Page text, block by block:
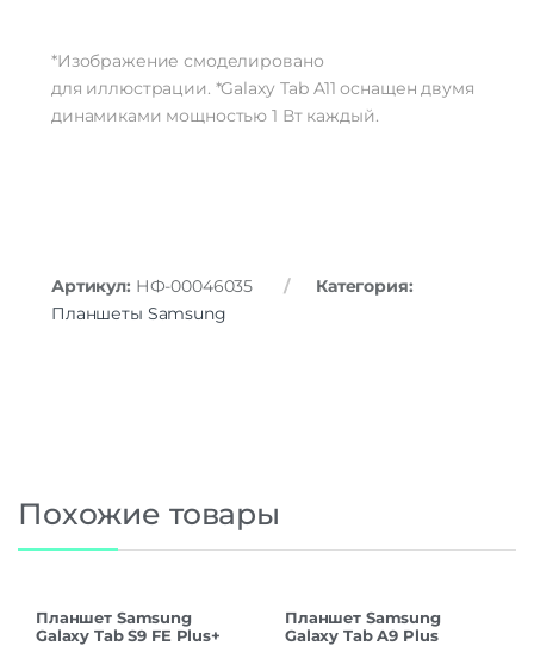
*Изображение смоделировано
для иллюстрации. *Galaxy Tab A11 оснащен двумя
динамиками мощностью 1 Вт каждый.
Артикул: НФ-00046035
Категория:
Планшеты Samsung
Похожие товары
Планшет Samsung
Galaxy Tab S9 FE Plus+
Планшет Samsung
Galaxy Tab A9 Plus